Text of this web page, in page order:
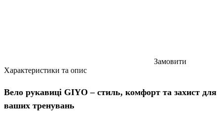
Замовити
Характеристики та опис
Вело рукавиці GIYO – стиль, комфорт та захист для
ваших тренувань